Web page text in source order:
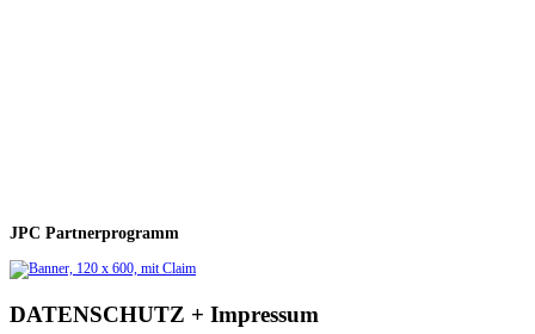
JPC Partnerprogramm
DATENSCHUTZ + Impressum